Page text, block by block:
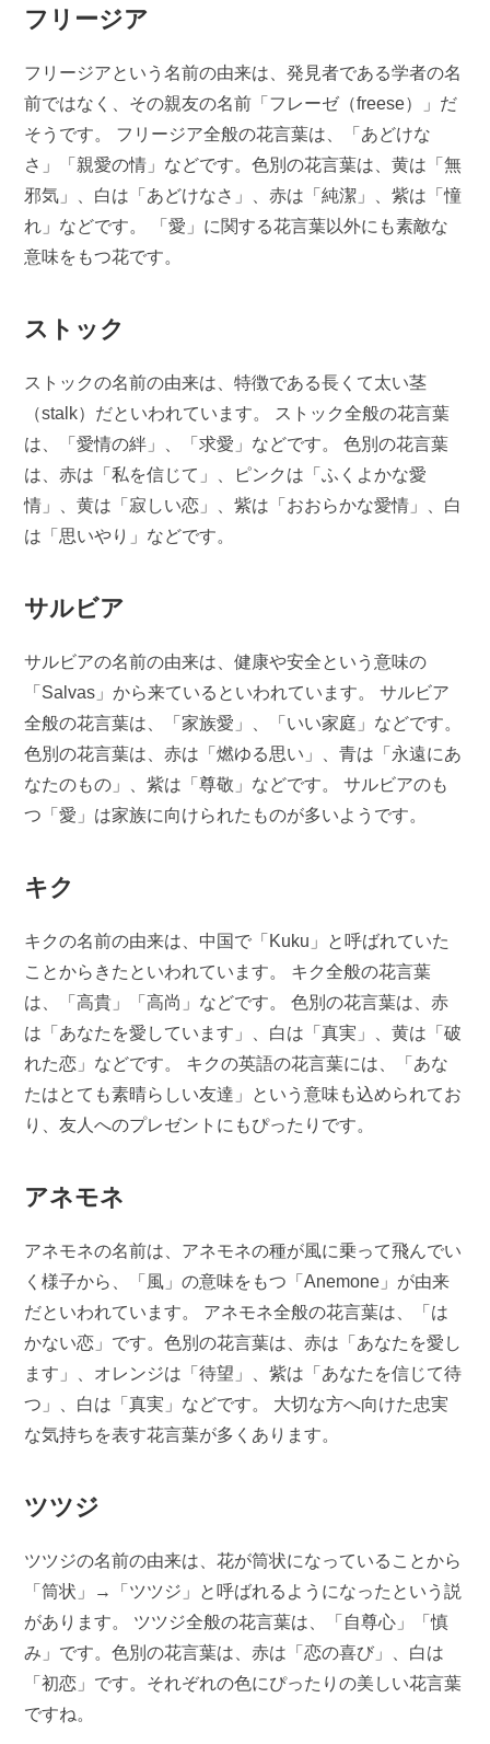
フリージア
フリージアという名前の由来は、発見者である学者の名
前ではなく、その親友の名前「フレーゼ（freese）」だ
そうです。 フリージア全般の花言葉は、「あどけな
さ」「親愛の情」などです。色別の花言葉は、黄は「無
邪気」、白は「あどけなさ」、赤は「純潔」、紫は「憧
れ」などです。 「愛」に関する花言葉以外にも素敵な
意味をもつ花です。
ストック
ストックの名前の由来は、特徴である長くて太い茎
（stalk）だといわれています。 ストック全般の花言葉
は、「愛情の絆」、「求愛」などです。 色別の花言葉
は、赤は「私を信じて」、ピンクは「ふくよかな愛
情」、黄は「寂しい恋」、紫は「おおらかな愛情」、白
は「思いやり」などです。
サルビア
サルビアの名前の由来は、健康や安全という意味の
「Salvas」から来ているといわれています。 サルビア
全般の花言葉は、「家族愛」、「いい家庭」などです。
色別の花言葉は、赤は「燃ゆる思い」、青は「永遠にあ
なたのもの」、紫は「尊敬」などです。 サルビアのも
つ「愛」は家族に向けられたものが多いようです。
キク
キクの名前の由来は、中国で「Kuku」と呼ばれていた
ことからきたといわれています。 キク全般の花言葉
は、「高貴」「高尚」などです。 色別の花言葉は、赤
は「あなたを愛しています」、白は「真実」、黄は「破
れた恋」などです。 キクの英語の花言葉には、「あな
たはとても素晴らしい友達」という意味も込められてお
り、友人へのプレゼントにもぴったりです。
アネモネ
アネモネの名前は、アネモネの種が風に乗って飛んでい
く様子から、「風」の意味をもつ「Anemone」が由来
だといわれています。 アネモネ全般の花言葉は、「は
かない恋」です。色別の花言葉は、赤は「あなたを愛し
ます」、オレンジは「待望」、紫は「あなたを信じて待
つ」、白は「真実」などです。 大切な方へ向けた忠実
な気持ちを表す花言葉が多くあります。
ツツジ
ツツジの名前の由来は、花が筒状になっていることから
「筒状」→「ツツジ」と呼ばれるようになったという説
があります。 ツツジ全般の花言葉は、「自尊心」「慎
み」です。色別の花言葉は、赤は「恋の喜び」、白は
「初恋」です。それぞれの色にぴったりの美しい花言葉
ですね。